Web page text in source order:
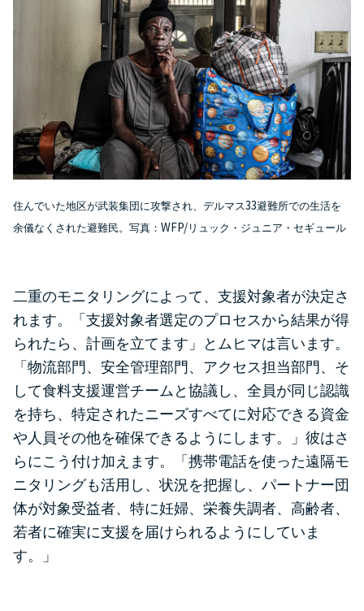
住んでいた地区が武装集団に攻撃され、デルマス33避難所での生活を
余儀なくされた避難民。写真： WFP/ リュック・ジュニア・セギュール
二重のモニタリングによって、支援対象者が決定さ
れます。「支援対象者選定のプロセスから結果が得
られたら、計画を立てます」とムヒマは言います。
「物流部門、安全管理部門、アクセス担当部門、そ
して食料支援運営チームと協議し、全員が同じ認識
を持ち、特定されたニーズすべてに対応できる資金
や人員その他を確保できるようにします。」彼はさ
らにこう付け加えます。「携帯電話を使った遠隔モ
ニタリングも活用し、状況を把握し、パートナー団
体が対象受益者、特に妊婦、栄養失調者、高齢者、
若者に確実に支援を届けられるようにしていま
す。」